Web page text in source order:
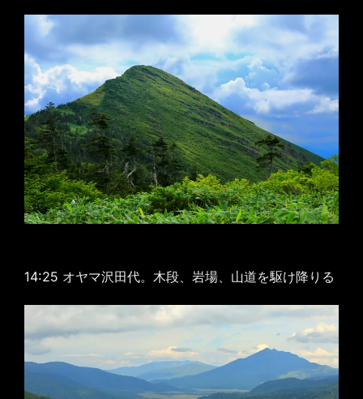
14:25 オヤマ沢田代。木段、岩場、山道を駆け降りる